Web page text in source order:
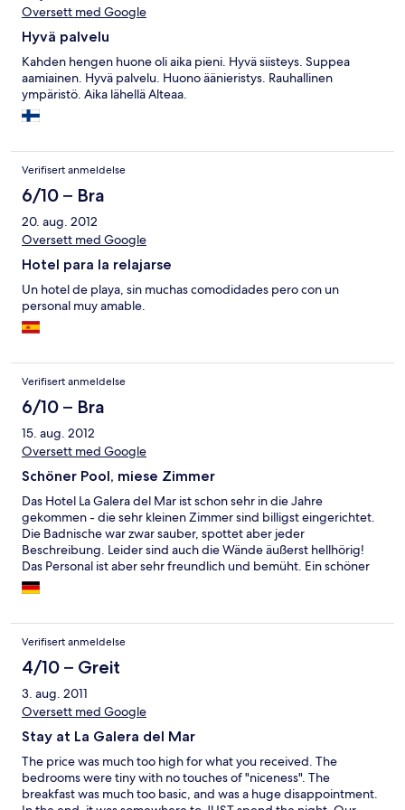
Oversett med Google
Hyvä palvelu
Kahden hengen huone oli aika pieni. Hyvä siisteys. Suppea
aamiainen. Hyvä palvelu. Huono äänieristys. Rauhallinen
ympäristö. Aika lähellä Alteaa.
Verifisert anmeldelse
6/10 – Bra
20. aug. 2012
Oversett med Google
Hotel para la relajarse
Un hotel de playa, sin muchas comodidades pero con un
personal muy amable.
Verifisert anmeldelse
6/10 – Bra
15. aug. 2012
Oversett med Google
Schöner Pool, miese Zimmer
Das Hotel La Galera del Mar ist schon sehr in die Jahre
gekommen - die sehr kleinen Zimmer sind billigst eingerichtet.
Die Badnische war zwar sauber, spottet aber jeder
Beschreibung. Leider sind auch die Wände äußerst hellhörig!
Das Personal ist aber sehr freundlich und bemüht. Ein schöner
Pool tröstet an heissen Tagen über das kleine Zimmer hinweg!
Auch Restaurant und Bar im Haus.
Verifisert anmeldelse
4/10 – Greit
3. aug. 2011
Oversett med Google
Stay at La Galera del Mar
The price was much too high for what you received. The
bedrooms were tiny with no touches of "niceness". The
breakfast was much too basic, and was a huge disappointment.